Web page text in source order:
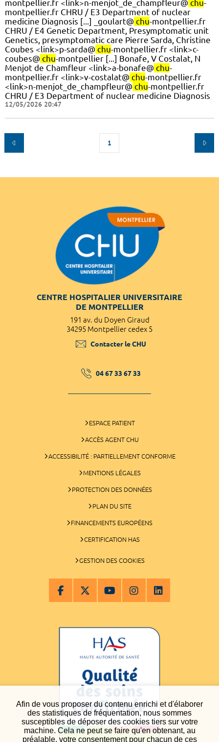
Afin de vous proposer du contenu enrichi et d'élaborer
des statistiques de fréquentation, nous sommes
susceptibles de déposer des cookies tiers sur votre
machine. Cela ne peut se faire qu'en obtenant, au
préalable, votre consentement pour chacun de ces
montpellier.fr <link>n-menjot_de_champfleur@ chu-
montpellier.fr CHRU / E3 Department of nuclear
medicine Diagnosis [...] _goulart@ chu-montpellier.fr
CHRU / E4 Genetic Department, Presymptomatic unit
Genetics, presymptomatic care Pierre Sarda, Christine
Coubes <link>p-sarda@ chu-montpellier.fr <link>c-
coubes@ chu-montpellier [...] Bonafe, V Costalat, N
Menjot de Chamfleur <link>a-bonafe@ chu-
montpellier.fr <link>v-costalat@ chu-montpellier.fr
<link>n-menjot_de_champfleur@ chu-montpellier.fr
CHRU / E3 Department of nuclear medicine Diagnosis
12/05/2026 20:47
1
CENTRE HOSPITALIER UNIVERSITAIRE
DE MONTPELLIER
191 av. du Doyen Giraud
34295 Montpellier cedex 5
Contacter le CHU
04 67 33 67 33
ESPACE PATIENT
ACCÈS AGENT CHU
ACCESSIBILITÉ : PARTIELLEMENT CONFORME
MENTIONS LÉGALES
PROTECTION DES DONNÉES
PLAN DU SITE
FINANCEMENTS EUROPÉENS
CERTIFICATION HAS
GESTION DES COOKIES